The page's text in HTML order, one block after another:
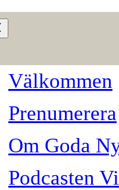
Välkommen
Prenumerera
Om Goda
Podcasten